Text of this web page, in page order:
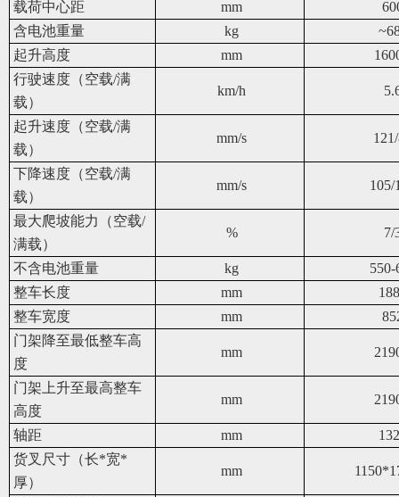
载荷中心距
mm
含电池重量
kg
起升高度
mm
行驶速度（空载/满
载）
km/h
起升速度（空载/满
载）
mm/s
下降速度（空载/满
载）
mm/s 105/
最大爬坡能力（空载/
满载）
% 7/
不含电池重量 kg
550-
整车长度
mm
整车宽度
mm
门架降至最低整车高
度
mm
门架上升至最高整车
高度
mm
轴距 mm
货叉尺寸（长*宽*
厚）
mm